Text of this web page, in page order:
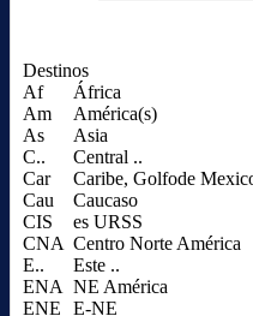
Destinos
Af
África
Am
América(s)
As
Asia
C..
Central ..
Car
Caribe, Golfode
Cau
Caucaso
CIS
es URSS
CNA Centro Norte América
E..
Este ..
ENA NE América
ENE
E-NE